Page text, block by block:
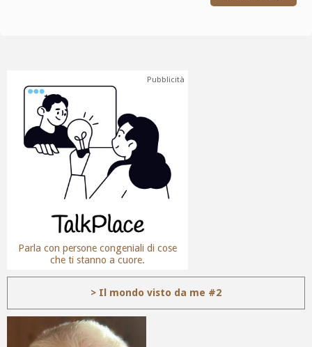
Pubblicità
Parla con persone congeniali di cose
che ti stanno a cuore.
> Il mondo visto da me #2